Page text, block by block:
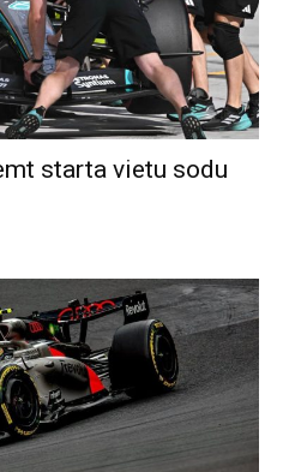
starta vietu sodu